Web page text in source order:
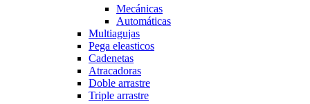
Mecánicas
Automáticas
Multiagujas
Pega eleasticos
Cadenetas
Atracadoras
Doble arrastre
Triple arrastre